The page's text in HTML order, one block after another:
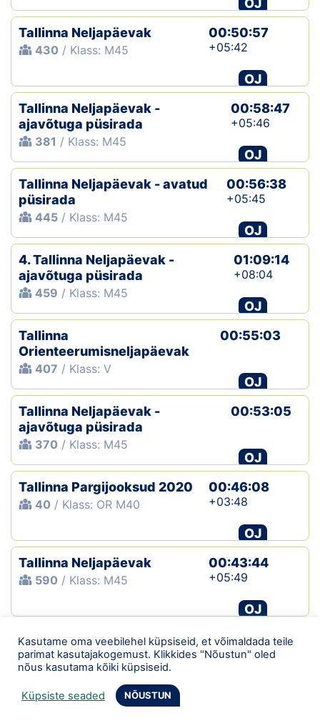
OJ
Tallinna Neljapäevak
430 / Klass: M45
00:50:57
+05:42
OJ
Tallinna Neljapäevak -
ajavõtuga püsirada
381 / Klass: M45
00:58:47
+05:46
OJ
Tallinna Neljapäevak - avatud
püsirada
445 / Klass: M45
00:56:38
+05:45
OJ
4. Tallinna Neljapäevak -
ajavõtuga püsirada
459 / Klass: M45
01:09:14
+08:04
OJ
Tallinna
Orienteerumisneljapäevak
407 / Klass: V
00:55:03
OJ
Tallinna Neljapäevak -
ajavõtuga püsirada
370 / Klass: M45
00:53:05
OJ
Tallinna Pargijooksud 2020
40 / Klass: OR M40
00:46:08
+03:48
OJ
Tallinna Neljapäevak
590 / Klass: M45
00:43:44
+05:49
OJ
Tallinna Neljapäevak
620 / Klass: V
00:59:00
Kasutame oma veebilehel küpsiseid, et võimaldada teile
parimat kasutajakogemust. Klikkides "Nõustun" oled
nõus kasutama kõiki küpsiseid.
Küpsiste seaded NÕUSTUN